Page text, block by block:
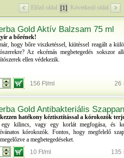
Előző oldal [1] Következő oldal
Gold Aktív Balzsam 75 ml
a bőrének!
hogy bőre viszketéssel, kiütéssel reagált a
Az ekcémás megbetegedés sokszor
ellen védekezik.
156 Ft/ml 26
Gold Antibakteriális
hatékony kéztisztítással a kórokozók
kilincs, vagy egy korlát megfogása, és
kórokozók. Fontos, hogy megfelelő
a megbetegedéseket.
10 Ft/ml
135